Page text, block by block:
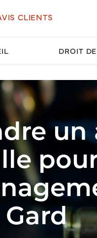
CLIENTS
DROIT
un